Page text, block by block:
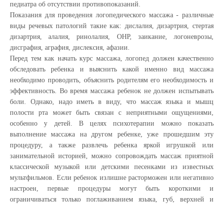
педиатра об отсутствии противопоказаний.
Показания для проведения логопедического массажа - различные
виды речевых патологий такие как: дислалия, дизартрия, стертая
дизартрия, алалия, ринолалия, ОНР, заикание, логоневрозы,
дисграфия, аграфия, дислексия, афазии.
Перед тем как начать курс массажа, логопед должен качественно
обследовать ребенка и выяснить какой именно вид массажа
необходимо проводить, объяснить родителям его необходимость и
эффективность. Во время массажа ребенок не должен испытывать
боли. Однако, надо иметь в виду, что массаж языка и мышц
полости рта может быть связан с неприятными ощущениями,
особенно у детей. В целях психотерапии можно показать
выполнение массажа на другом ребенке, уже прошедшим эту
процедуру, а также развлечь ребенка яркой игрушкой или
занимательной историей, можно сопровождать массаж приятной
классической музыкой или детскими песенками из известных
мультфильмов. Если ребенок излишне расторможен или негативно
настроен, первые процедуры могут быть короткими и
ограничиваться только поглаживанием языка, губ, верхней и